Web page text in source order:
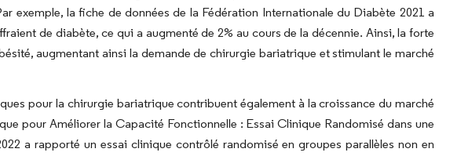
exemple, la fiche de données de la Fédération Internationale du Diabète 2021 a
de diabète, ce qui a augmenté de 2% au cours de la décennie. Ainsi, la forte
augmentant ainsi la demande de chirurgie bariatrique et stimulant le marché
pour la chirurgie bariatrique contribuent également à la croissance du marché
pour Améliorer la Capacité Fonctionnelle : Essai Clinique Randomisé dans une
a rapporté un essai clinique contrôlé randomisé en groupes parallèles non en